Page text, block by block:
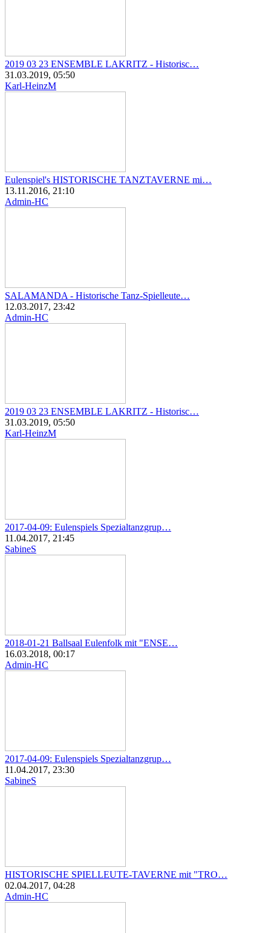
2019 03 23 ENSEMBLE LAKRITZ - Historisc…
31.03.2019, 05:50
Karl-HeinzM
Eulenspiel's HISTORISCHE TANZTAVERNE mi…
13.11.2016, 21:10
Admin-HC
SALAMANDA - Historische Tanz-Spielleute…
12.03.2017, 23:42
Admin-HC
2019 03 23 ENSEMBLE LAKRITZ - Historisc…
31.03.2019, 05:50
Karl-HeinzM
2017-04-09: Eulenspiels Spezialtanzgrup…
11.04.2017, 21:45
SabineS
2018-01-21 Ballsaal Eulenfolk mit "ENSE…
16.03.2018, 00:17
Admin-HC
2017-04-09: Eulenspiels Spezialtanzgrup…
11.04.2017, 23:30
SabineS
HISTORISCHE SPIELLEUTE-TAVERNE mit "TRO…
02.04.2017, 04:28
Admin-HC